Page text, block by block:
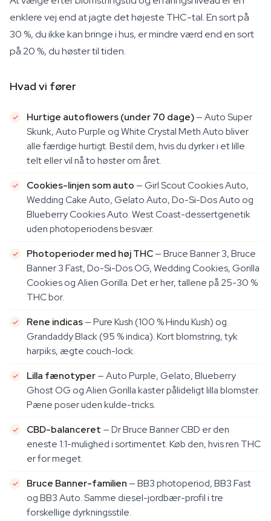
enklere vej end at jagte det højeste THC-tal. En sort på
30 %, du ikke kan bringe i hus, er mindre værd end en sort
på 20 %, du høster til tiden.
Hvad vi fører
Hurtige autoflowers (under 70 dage)— Auto Super
Skunk, Auto Purple og White Crystal Meth Auto bliver
alle færdige hurtigt. Bestil dem, hvis du dyrker i et lille
telt eller vil nå to høster om året.
Cookies-linjen som auto — Girl Scout Cookies Auto,
Wedding Cake Auto, Gelato Auto, Do-Si-Dos Auto og
Blueberry Cookies Auto. West Coast-dessertgenetik
uden photoperiodens besvær.
Photoperioder med høj THC— Bruce Banner 3, Bruce
Banner 3 Fast, Do-Si-Dos OG, Wedding Cookies, Gorilla
Cookies og Alien Gorilla. Det er her, tallene på 25-30 %
THC bor.
Rene indicas— Pure Kush (100 % Hindu Kush) og
Grandaddy Black (95 % indica). Kort blomstring, tyk
harpiks, ægte couch-lock.
Lilla fænotyper— Auto Purple, Gelato, Blueberry
Ghost OG og Alien Gorilla kaster pålideligt lilla blomster.
Pæne poser uden kulde-tricks.
CBD-balanceret — Dr Bruce Banner CBD er den
eneste 1:1-mulighed i sortimentet. Køb den, hvis ren THC
er for meget.
Bruce Banner-familien — BB3 photoperiod, BB3 Fast
og BB3 Auto. Samme diesel-jordbær-profil i tre
forskellige dyrkningsstile.